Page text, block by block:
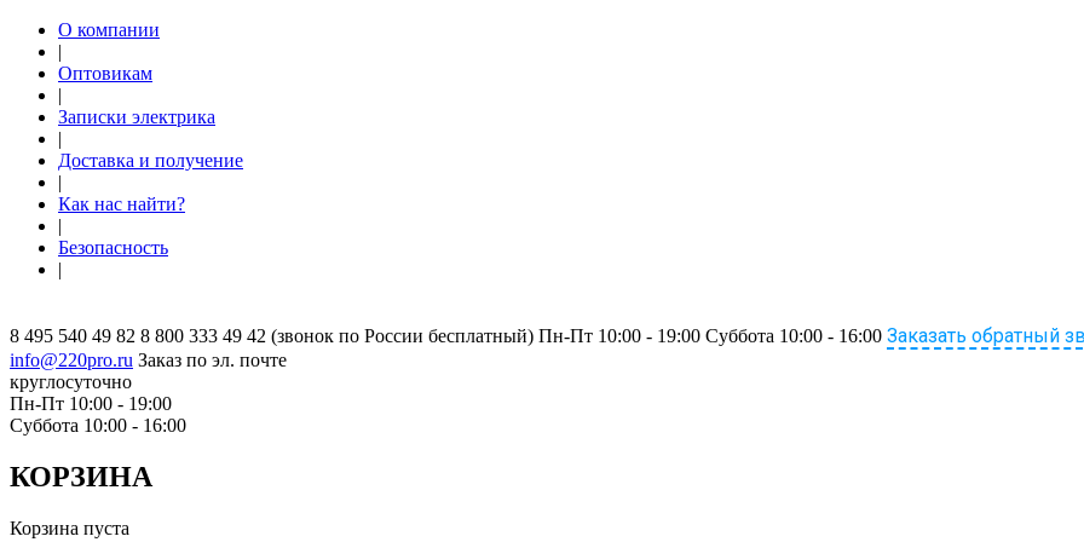
О компании
|
Оптовикам
|
Записки электрика
|
Доставка и получение
|
Как нас найти?
|
Безопасность
|
8 495 540 49 82 8 800 333 49 42 (звонок по России бесплатный) Пн-Пт 10:00 - 19:00 Суббота 10:00 - 16:00 Заказать обратный
info@220pro.ru Заказ по эл. почте
круглосуточно
Пн-Пт 10:00 - 19:00
Суббота 10:00 - 16:00
КОРЗИНА
Корзина пуста